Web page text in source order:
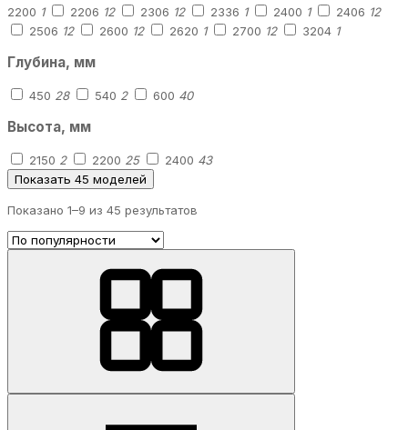
2200 1 2206 12 2306 12 2336 1 2400 1 2406 12
2506 12 2600 12 2620 1 2700 12 3204 1
Глубина, мм
450 28 540 2 600 40
Высота, мм
2150 2 2200 25 2400 43
Показать 45 моделей
Показано 1–9 из 45 результатов